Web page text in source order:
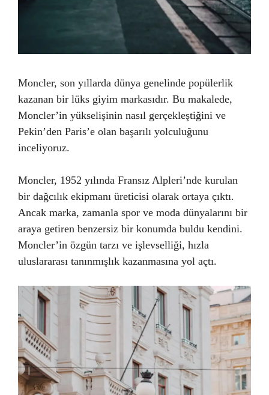
Moncler, son yıllarda dünya genelinde popülerlik
kazanan bir lüks giyim markasıdır. Bu makalede,
Moncler’in yükselişinin nasıl gerçekleştiğini ve
Pekin’den Paris’e olan başarılı yolculuğunu
inceliyoruz.
Moncler, 1952 yılında Fransız Alpleri’nde kurulan
bir dağcılık ekipmanı üreticisi olarak ortaya çıktı.
Ancak marka, zamanla spor ve moda dünyalarını bir
araya getiren benzersiz bir konumda buldu kendini.
Moncler’in özgün tarzı ve işlevselliği, hızla
uluslararası tanınmışlık kazanmasına yol açtı.